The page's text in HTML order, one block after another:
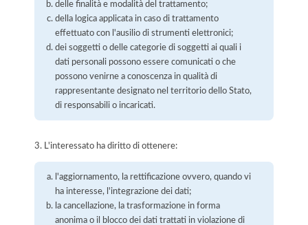
delle finalità e modalità del trattamento;
della logica applicata in caso di trattamento
effettuato con l'ausilio di strumenti elettronici;
dei soggetti o delle categorie di soggetti ai quali i
dati personali possono essere comunicati o che
possono venirne a conoscenza in qualità di
rappresentante designato nel territorio dello Stato,
di responsabili o incaricati.
3. L'interessato ha diritto di ottenere:
l'aggiornamento, la rettificazione ovvero, quando vi
ha interesse, l'integrazione dei dati;
la cancellazione, la trasformazione in forma
anonima o il blocco dei dati trattati in violazione di